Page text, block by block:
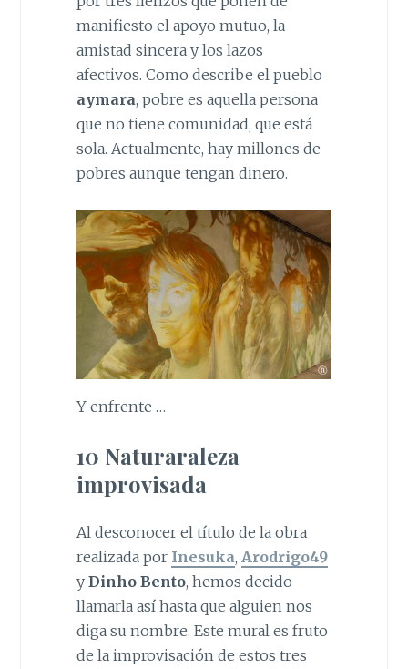
manifiesto el apoyo mutuo, la
amistad sincera y los lazos
afectivos. Como describe el pueblo
aymara, pobre es aquella persona
que no tiene comunidad, que está
sola. Actualmente, hay millones de
pobres aunque tengan dinero.
Y enfrente …
10 Naturaraleza
improvisada
Al desconocer el título de la obra
realizada por Inesuka, Arodrigo49
y Dinho Bento, hemos decido
llamarla así hasta que alguien nos
diga su nombre. Este mural es fruto
de la improvisación de estos tres